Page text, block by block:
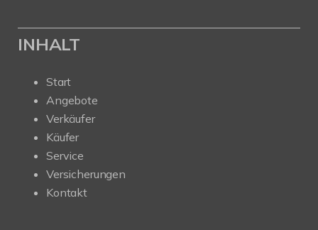
INHALT
Start
Angebote
Verkäufer
Käufer
Service
Versicherungen
Kontakt